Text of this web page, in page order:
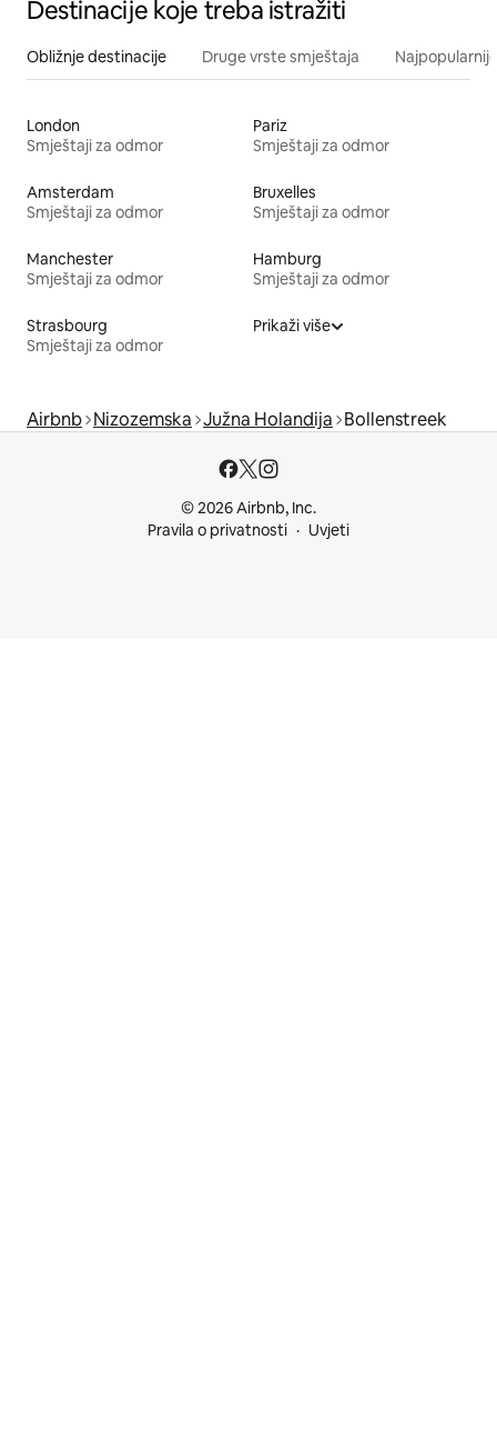
Destinacije koje treba istražiti
Obližnje destinacije Druge vrste smještaja
London
Smještaji za odmor
Pariz
Smještaji za odmor
Amsterdam
Smještaji za odmor
Bruxelles
Smještaji za odmor
Manchester
Smještaji za odmor
Hamburg
Smještaji za odmor
Strasbourg
Smještaji za odmor
Prikaži više
Airbnb Nizozemska Južna Holandija Bollenstreek
© 2026 Airbnb, Inc.
Pravila o privatnosti
Uvjeti